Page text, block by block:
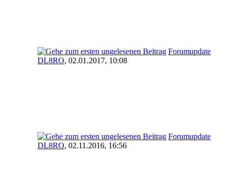
Forumupdate
DL8RO, 02.01.2017, 10:08
Forumupdate
DL8RO, 02.11.2016, 16:56